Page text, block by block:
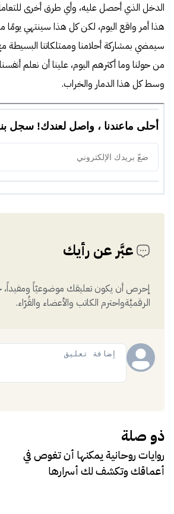
الدخل الذي أحصل عليه، وأي طرق أخرى
هذا أمر واقع اليوم، لكن كل هذا سينتهي يومًا
سيمضي بمشاركة أحلامنا وممتلكاتنا
من حولنا وما أكثرهم اليوم، علينا أن نعلم
وسط كل هذا الدمار والخراب.
عبَّر عن رأيك
إحرص أن يكون تعليقك موضوعيّاً
الرقميَّةواحترم الكاتب والأعضاء والقُرّاء.
ذو صلة
روايات روحانية يمكنها أن تغوص في
أعماقك وتكشف لك أسرارها